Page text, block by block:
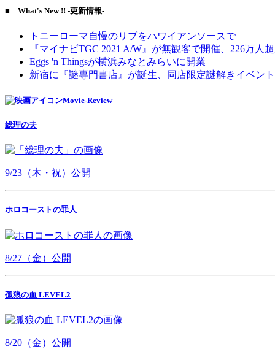
■ What's New !! -更新情報-
トニーローマ自慢のリブをハワイアンソースで
『マイナビTGC 2021 A/W』が無観客で開催、226万人
Eggs 'n Thingsが横浜みなとみらいに開業
新宿に『謎専門書店』が誕生、同店限定謎解きイベン
Movie-Review
総理の夫
9/23（木・祝）公開
ホロコーストの罪人
8/27（金）公開
孤狼の血 LEVEL2
8/20（金）公開